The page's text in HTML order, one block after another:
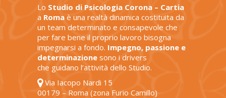
Lo Studio di Psicologia Corona – Cartia
a Roma è una realtà dinamica costituita da
un team determinato e consapevole che
per fare bene il proprio lavoro bisogna
impegnarsi a fondo. Impegno, passione e
determinazione sono i drivers
che guidano l’attività dello Studio.
Via Iacopo Nardi 15
00179 – Roma (zona Furio Camillo)